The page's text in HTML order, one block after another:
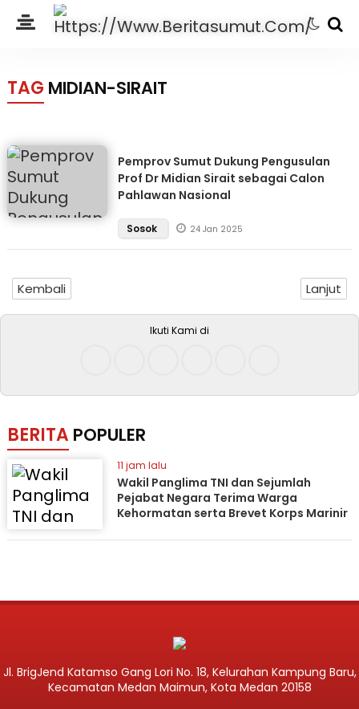
TAG MIDIAN-SIRAIT
Pemprov Sumut Dukung Pengusulan
Prof Dr Midian Sirait sebagai Calon
Pahlawan Nasional
Sosok 24 Jan 2025
Kembali Lanjut
Ikuti Kami di
BERITA POPULER
11 jam lalu
Wakil Panglima TNI dan Sejumlah
Pejabat Negara Terima Warga
Kehormatan serta Brevet Korps Marinir
Jl. BrigJend Katamso Gang Lori No. 18, Kelurahan Kampung Baru,
Kecamatan Medan Maimun, Kota Medan 20158